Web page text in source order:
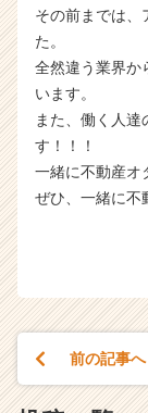
その前までは、
た。
全然違う業界
います。
また、働く人
す！！！
一緒に不動産オ
ぜひ、一緒に
前の記事へ